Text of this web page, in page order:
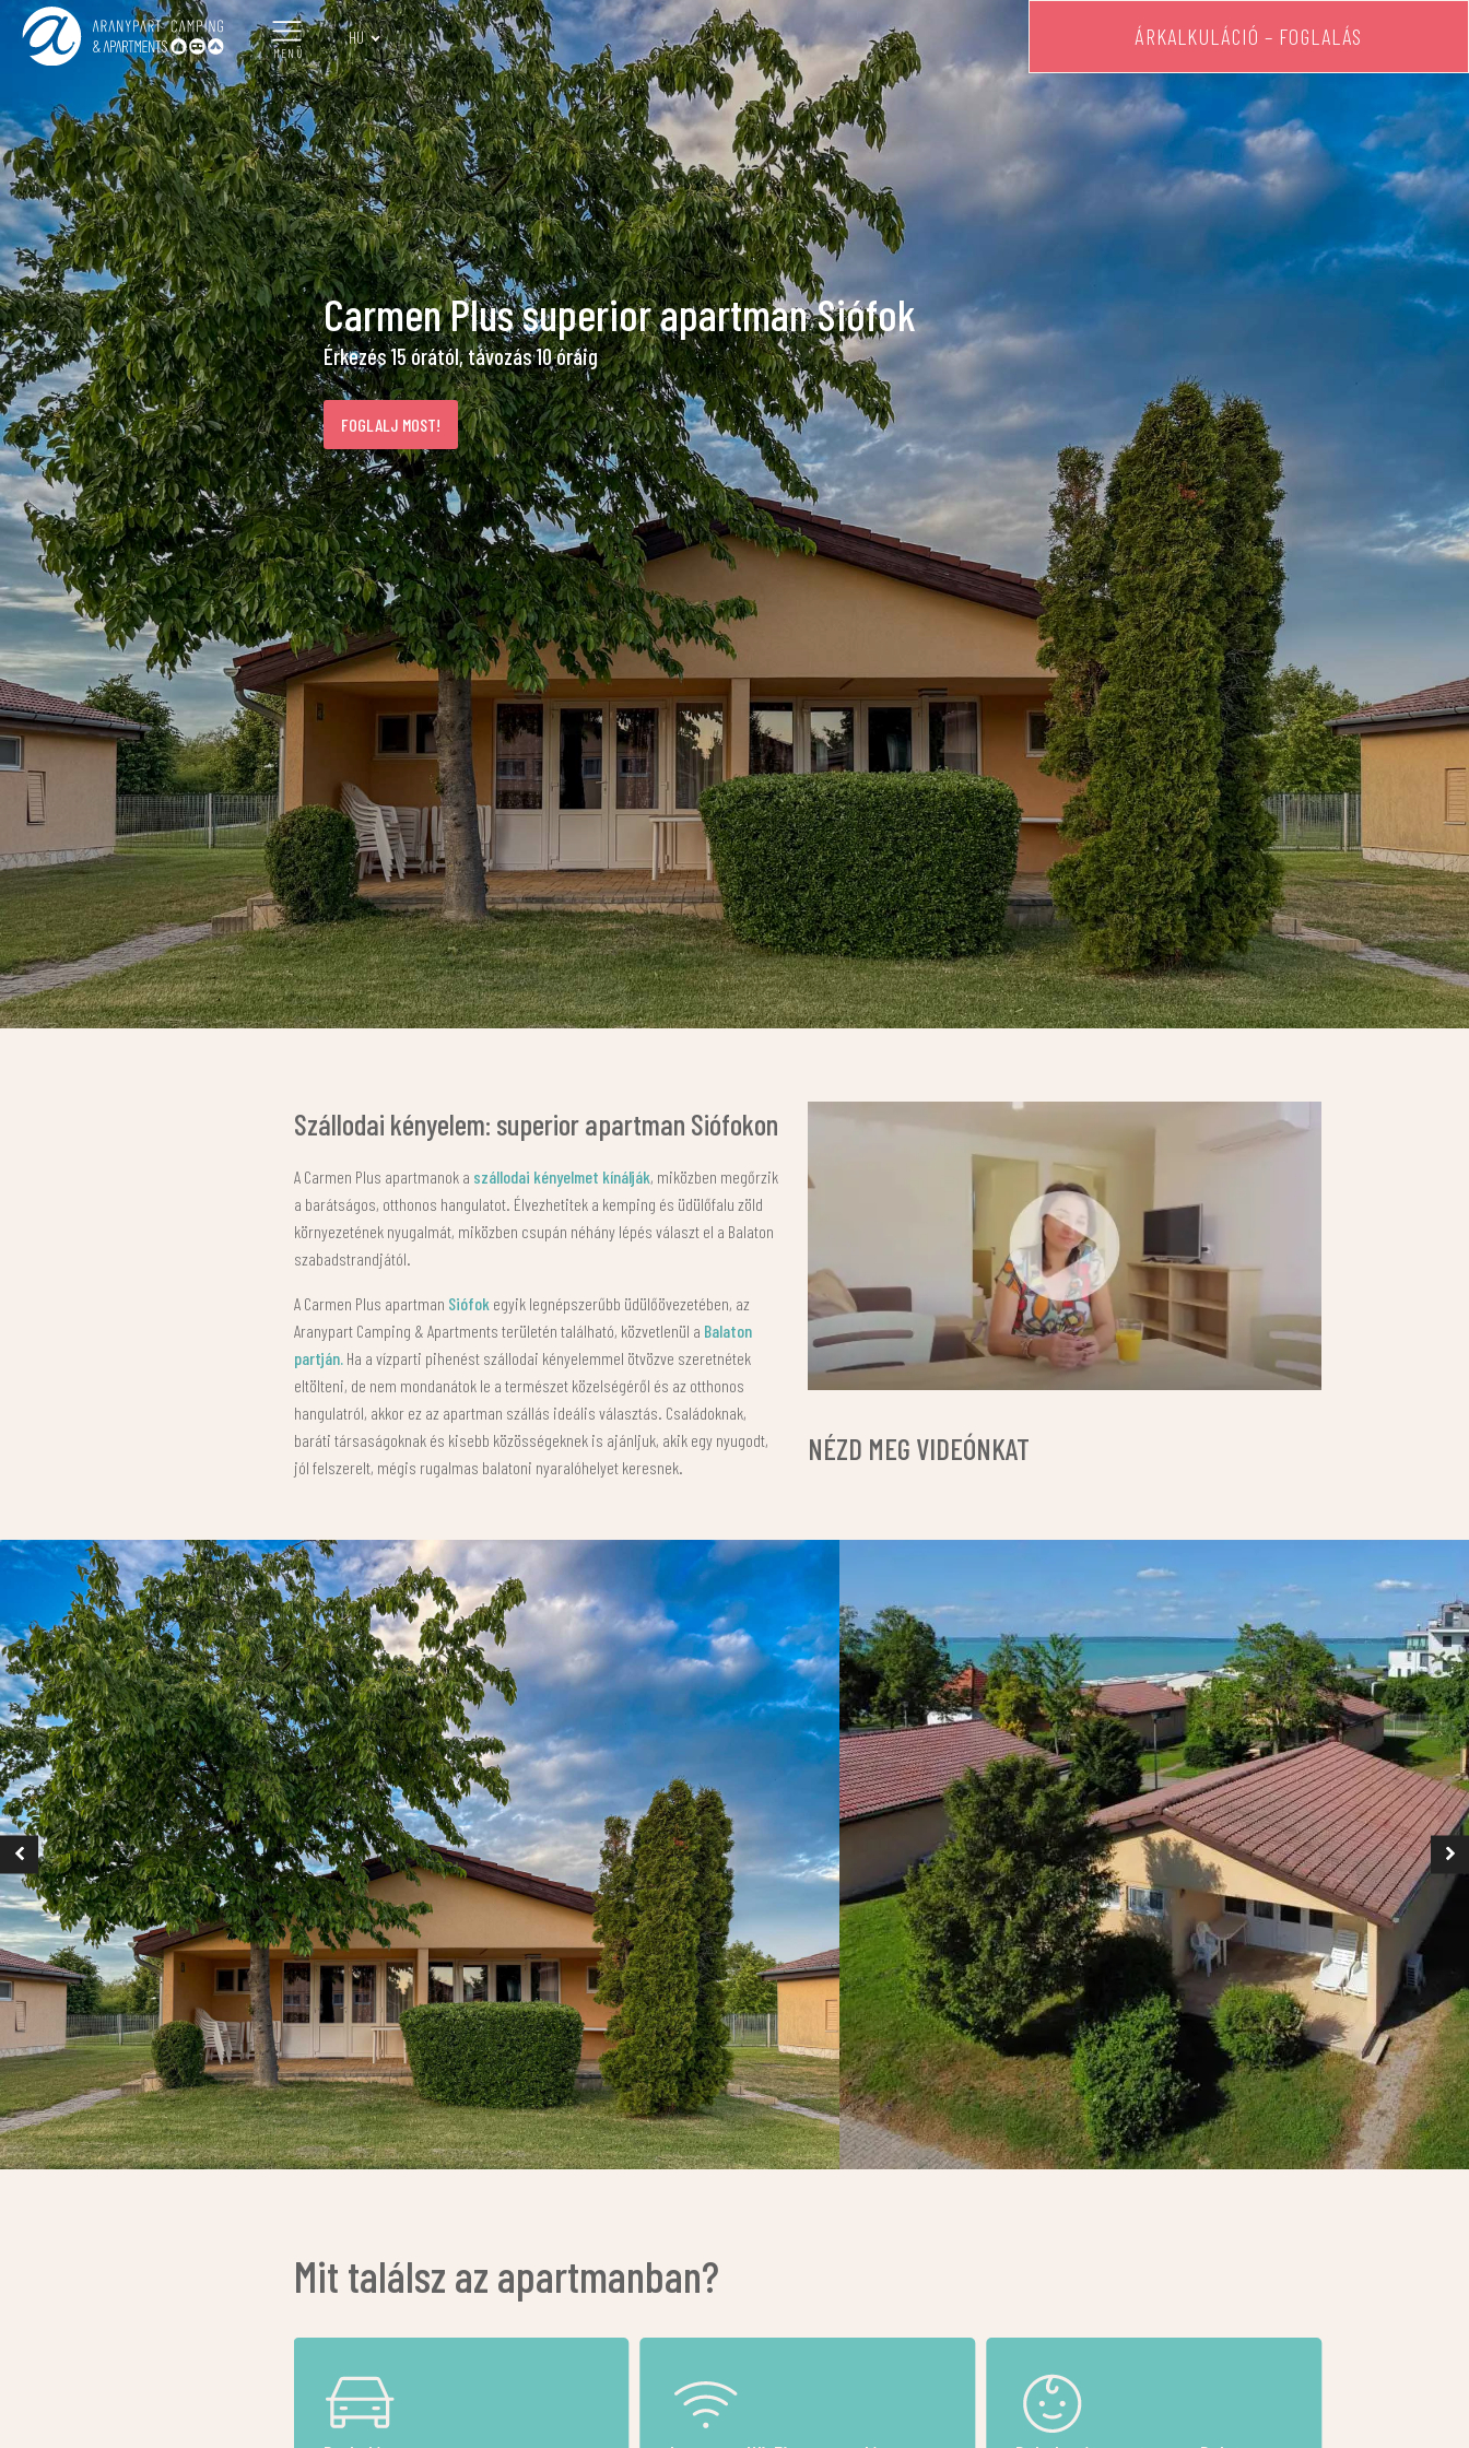
MENÜ
HU ÁRKALKULÁCIÓ – FOGLALÁS
Carmen Plus superior apartman Siófok
Érkezés 15 órától, távozás 10 óráig
FOGLALJ MOST!
Szállodai kényelem: superior apartman Siófokon
A Carmen Plus apartmanok a szállodai kényelmet kínálják, miközben megőrzik
a barátságos, otthonos hangulatot. Élvezhetitek a kemping és üdülőfalu zöld
környezetének nyugalmát, miközben csupán néhány lépés választ el a Balaton
szabadstrandjától.
A Carmen Plus apartman Siófok egyik legnépszerűbb üdülőövezetében, az
Aranypart Camping & Apartments területén található, közvetlenül a Balaton
partján.Ha a vízparti pihenést szállodai kényelemmel ötvözve szeretnétek
eltölteni, de nem mondanátok le a természet közelségéről és az otthonos
hangulatról, akkor ez az apartman szállás ideális választás. Családoknak,
baráti társaságoknak és kisebb közösségeknek is ajánljuk, akik egy nyugodt,
jól felszerelt, mégis rugalmas balatoni nyaralóhelyet keresnek.
NÉZD MEG VIDEÓNKAT
Mit találsz az apartmanban?